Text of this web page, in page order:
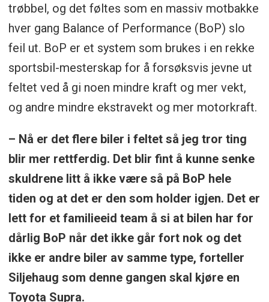
trøbbel, og det føltes som en massiv motbakke
hver gang Balance of Performance (BoP) slo
feil ut. BoP er et system som brukes i en rekke
sportsbil-mesterskap for å forsøksvis jevne ut
feltet ved å gi noen mindre kraft og mer vekt,
og andre mindre ekstravekt og mer motorkraft.
– Nå er det flere biler i feltet så jeg tror ting
blir mer rettferdig. Det blir fint å kunne senke
skuldrene litt å ikke være så på BoP hele
tiden og at det er den som holder igjen. Det er
lett for et familieeid team å si at bilen har for
dårlig BoP når det ikke går fort nok og det
ikke er andre biler av samme type, forteller
Siljehaug som denne gangen skal kjøre en
Toyota Supra.